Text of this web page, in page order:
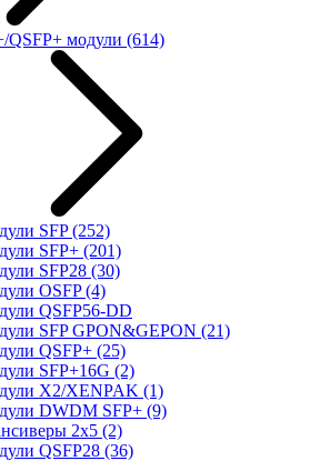
QSFP+ модули (614)
SFP(252)
SFP+ (201)
SFP28 (30)
OSFP(4)
QSFP56-DD
SFP GPON&GEPON (21)
QSFP+ (25)
SFP+16G (2)
X2/XENPAK (1)
DWDM SFP+ (9)
2x5 (2)
QSFP28 (36)